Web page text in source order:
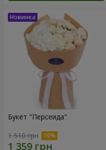
Букет "Персеида"
1 510 грн